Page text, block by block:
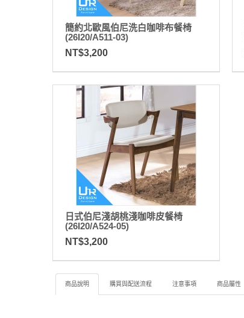
簡約北歐風伯尼洗白咖啡布餐椅
(26I20/A511-03)
NT$3,200
日式伯尼淺胡桃淺咖啡皮餐椅
(26I20/A524-05)
NT$3,200
商品說明 購買與配送流程 注意事項 商品屬性